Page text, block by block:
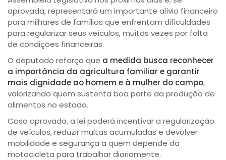
aprovada, representará um importante alívio financeiro
para milhares de famílias que enfrentam dificuldades
para regularizar seus veículos, muitas vezes por falta
de condições financeiras.
O deputado reforça que a medida busca reconhecer
a importância da agricultura familiar e garantir
mais dignidade ao homem e à mulher do campo,
valorizando quem sustenta boa parte da produção de
alimentos no estado.
Caso aprovada, a lei poderá incentivar a regularização
de veículos, reduzir multas acumuladas e devolver
mobilidade e segurança a quem depende da
motocicleta para trabalhar diariamente.